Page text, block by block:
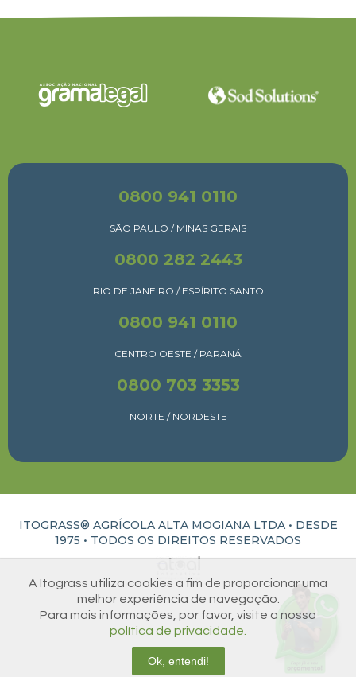
0800 941 0110
SÃO PAULO / MINAS GERAIS
0800 282 2443
RIO DE JANEIRO / ESPÍRITO SANTO
0800 941 0110
CENTRO OESTE / PARANÁ
0800 703 3353
NORTE / NORDESTE
ITOGRASS® AGRÍCOLA ALTA MOGIANA LTDA • DESDE
1975 • TODOS OS DIREITOS RESERVADOS
A Itograss utiliza cookies a fim de proporcionar uma
melhor experiência de navegação.
Para mais informações, por favor, visite a nossa
política de privacidade.
Ok, entendi!